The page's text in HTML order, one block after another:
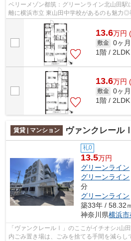
ベリーメゾン都筑：グリーンライン北山田
離に横浜市立 東山田中学校があるのも魅力
で、月々の支払の手間を省けます◎新しい日
13.6万円
敷金 0ヶ月
1階 /
13.6万円
敷金 0ヶ月
1階 /
賃貸 | マンション ヴァンクレールⅠ
礼0
13.5万円
グリーンライン
グリーンライン
分
グリーンライン
築33年 / 58.32
神奈川県横浜
「ヴァンクレールⅠ」のここがイチオシ♪山
内ごみ置き場は、ごみを捨てる手間を減らし